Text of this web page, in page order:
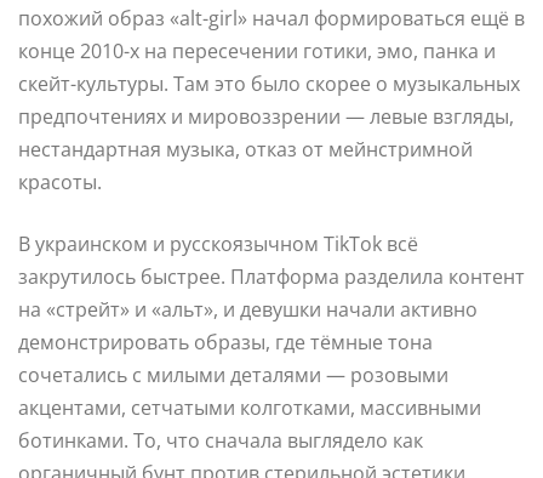
похожий образ «alt-girl» начал формироваться ещё в
конце 2010-х на пересечении готики, эмо, панка и
скейт-культуры. Там это было скорее о музыкальных
предпочтениях и мировоззрении — левые взгляды,
нестандартная музыка, отказ от мейнстримной
красоты.
В украинском и русскоязычном TikTok всё
закрутилось быстрее. Платформа разделила контент
на «стрейт» и «альт», и девушки начали активно
демонстрировать образы, где тёмные тона
сочетались с милыми деталями — розовыми
акцентами, сетчатыми колготками, массивными
ботинками. То, что сначала выглядело как